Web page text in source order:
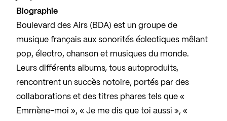
Biographie
Boulevard des Airs (BDA) est un groupe de
musique français aux sonorités éclectiques mêlant
pop, électro, chanson et musiques du monde.
Leurs différents albums, tous autoproduits,
rencontrent un succès notoire, portés par des
collaborations et des titres phares tels que «
Emmène-moi », « Je me dis que toi aussi », «